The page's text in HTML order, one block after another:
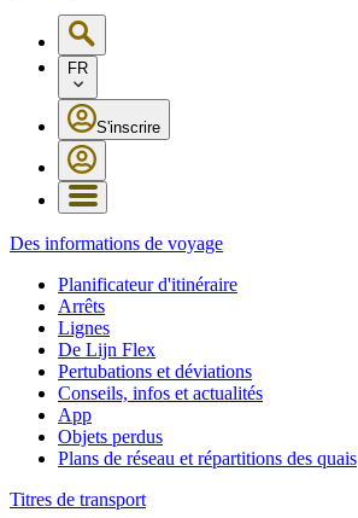
FR
S'inscrire
Des informations de voyage
Planificateur d'itinéraire
Arrêts
Lignes
De Lijn Flex
Pertubations et déviations
Conseils, infos et actualités
App
Objets perdus
Plans de réseau et répartitions des quais
Titres de transport